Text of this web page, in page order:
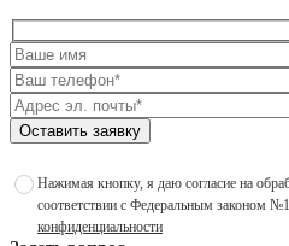
Оставить заявку
Нажимая кнопку, я даю согласие на
соответствии с Федеральным законом
конфиденциальности